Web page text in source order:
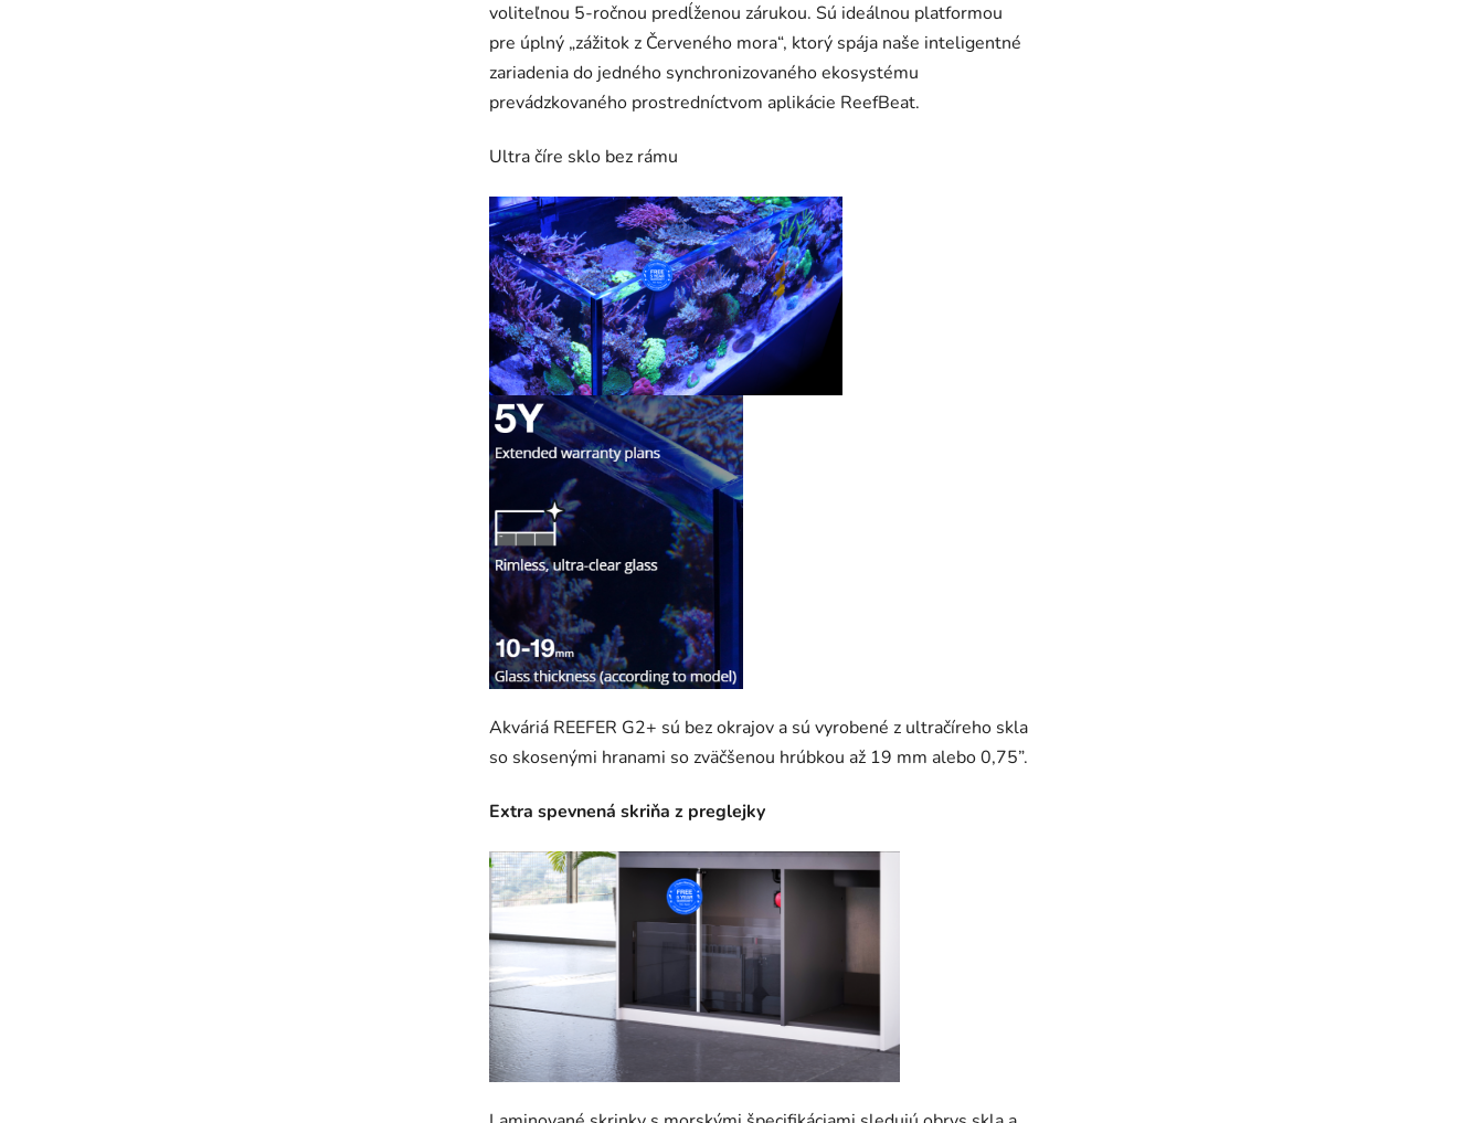
voliteľnou 5-ročnou predĺženou zárukou. Sú ideálnou platformou
pre úplný „zážitok z Červeného mora“, ktorý spája naše inteligentné
zariadenia do jedného synchronizovaného ekosystému
prevádzkovaného prostredníctvom aplikácie ReefBeat.
Ultra číre sklo bez rámu
Akváriá REEFER G2+ sú bez okrajov a sú vyrobené z ultračíreho skla
so skosenými hranami so zväčšenou hrúbkou až 19 mm alebo 0,75”.
Extra spevnená skriňa z preglejky